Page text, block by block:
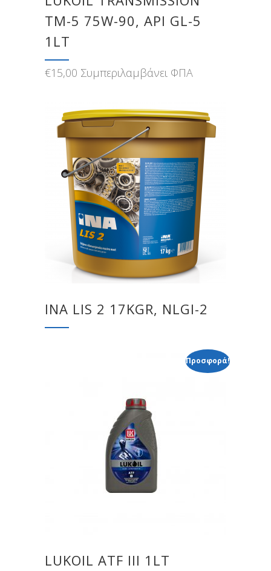
ТМ-5 75W-90, API GL-5
1LT
€15,00 Συμπεριλαμβάνει ΦΠΑ
INA LIS 2 17KGR, NLGI-2
Προσφορά!
LUKOIL ATF III 1LT